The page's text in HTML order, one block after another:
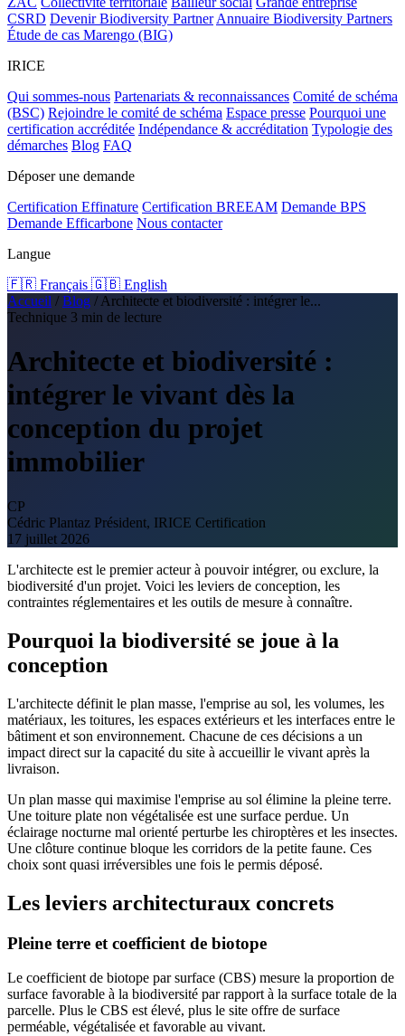
CSRD Devenir Biodiversity Partner Annuaire Biodiversity Partners
Étude de cas Marengo (BIG)
IRICE
Qui sommes-nous Partenariats & reconnaissances Comité de schéma
(BSC) Rejoindre le comité de schéma Espace presse Pourquoi une
certification accréditée Indépendance & accréditation Typologie des
démarches Blog FAQ
Déposer une demande
Certification Effinature Certification BREEAM Demande BPS
Demande Efficarbone Nous contacter
Langue
🇫🇷 Français 🇬🇧 English
Accueil / Blog / Architecte et biodiversité : intégrer le...
Technique 3 min de lecture
Architecte et biodiversité :
intégrer le vivant dès la
conception du projet
immobilier
CP
Cédric Plantaz Président, IRICE Certification
17 juillet 2026
L'architecte est le premier acteur à pouvoir intégrer, ou exclure, la
biodiversité d'un projet. Voici les leviers de conception, les
contraintes réglementaires et les outils de mesure à connaître.
Pourquoi la biodiversité se joue à la
conception
L'architecte définit le plan masse, l'emprise au sol, les volumes, les
matériaux, les toitures, les espaces extérieurs et les interfaces entre le
bâtiment et son environnement. Chacune de ces décisions a un
impact direct sur la capacité du site à accueillir le vivant après la
livraison.
Un plan masse qui maximise l'emprise au sol élimine la pleine terre.
Une toiture plate non végétalisée est une surface perdue. Un
éclairage nocturne mal orienté perturbe les chiroptères et les insectes.
Une clôture continue bloque les corridors de la petite faune. Ces
choix sont quasi irréversibles une fois le permis déposé.
Les leviers architecturaux concrets
Pleine terre et coefficient de biotope
Le coefficient de biotope par surface (CBS) mesure la proportion de
surface favorable à la biodiversité par rapport à la surface totale de la
parcelle. Plus le CBS est élevé, plus le site offre de surface
perméable, végétalisée et favorable au vivant.